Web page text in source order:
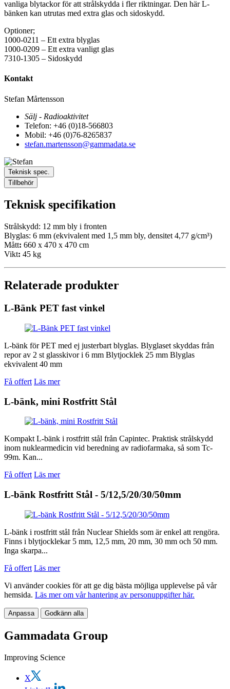
vanliga blytackor för att strålskydda i fler riktningar. Den här L-
bänken kan utrutas med extra glas och sidoskydd.
Optioner;
1000-0211 – Ett extra blyglas
1000-0209 – Ett extra vanligt glas
7310-1305 – Sidoskydd
Kontakt
Stefan Mårtensson
Sälj - Radioaktivitet
Telefon: +46 (0)18-566803
Mobil: +46 (0)76-8265837
stefan.martensson@gammadata.se
Teknisk spec.
Tillbehör
Teknisk specifikation
Strålskydd: 12 mm bly i fronten
Blyglas: 6 mm (ekvivalent med 1,5 mm bly, densitet 4,77 g/cm³)
Mått: 660 x 470 x 470 cm
Vikt: 45 kg
Relaterade produkter
L-Bänk PET fast vinkel
L-bänk för PET med ej justerbart blyglas. Blyglaset skyddas från
repor av 2 st glasskivor i 6 mm Blytjocklek 25 mm Blyglas
ekvivalent 40 mm
Få offert Läs mer
L-bänk, mini Rostfritt Stål
Kompakt L-bänk i rostfritt stål från Capintec. Praktisk strålskydd
inom nuklearmedicin vid beredning av radiofarmaka, så som Tc-
99m. Kan...
Få offert Läs mer
L-bänk Rostfritt Stål - 5/12,5/20/30/50mm
L-bänk i rostfritt stål från Nuclear Shields som är enkel att rengöra.
Finns i blytjocklekar 5 mm, 12,5 mm, 20 mm, 30 mm och 50 mm.
Inga skarpa...
Få offert Läs mer
Vi använder cookies för att ge dig bästa möjliga upplevelse på vår
hemsida. Läs mer om vår hantering av personuppgifter här.
Anpassa Godkänn alla
Gammadata Group
Improving Science
X